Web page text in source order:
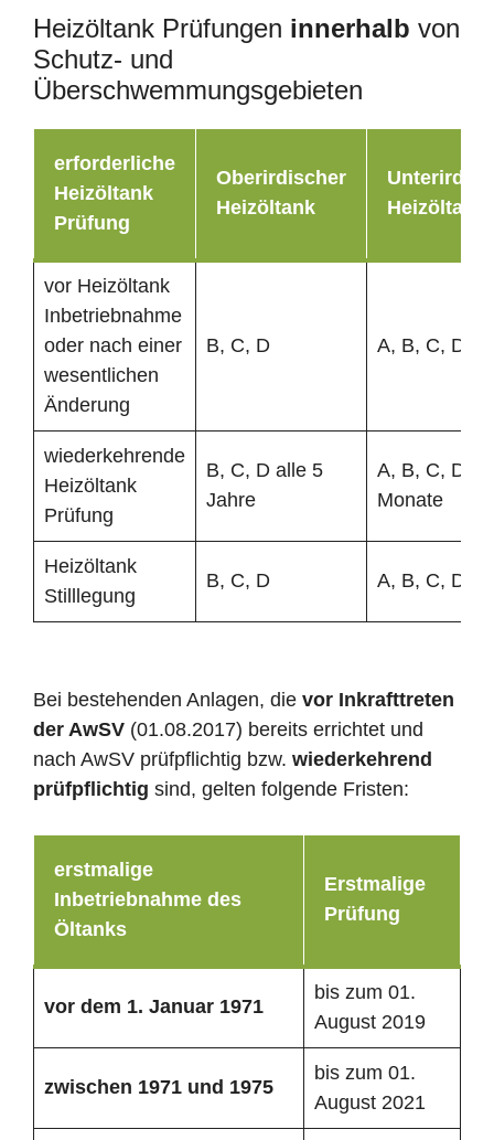
Heizöltank Prüfungen innerhalb von
Schutz- und
Überschwemmungsgebieten
erforderliche
Heizöltank
Prüfung
Oberirdischer
Heizöltank
Heizöltank
vor Heizöltank
Inbetriebnahme
oder nach einer
wesentlichen
Änderung
B, C, D A, B, C, D
wiederkehrende
Heizöltank
Prüfung
B, C, D alle 5
Jahre
A, B, C, D
Monate
Heizöltank
Stilllegung
B, C, D A, B, C, D
Bei bestehenden Anlagen, die vor Inkrafttreten
der AwSV (01.08.2017) bereits errichtet und
nach AwSV prüfpflichtig bzw. wiederkehrend
prüfpflichtig sind, gelten folgende Fristen:
erstmalige
Inbetriebnahme des
Öltanks
Erstmalige
Prüfung
vor dem 1. Januar 1971
bis zum 01.
August 2019
zwischen 1971 und 1975
bis zum 01.
August 2021